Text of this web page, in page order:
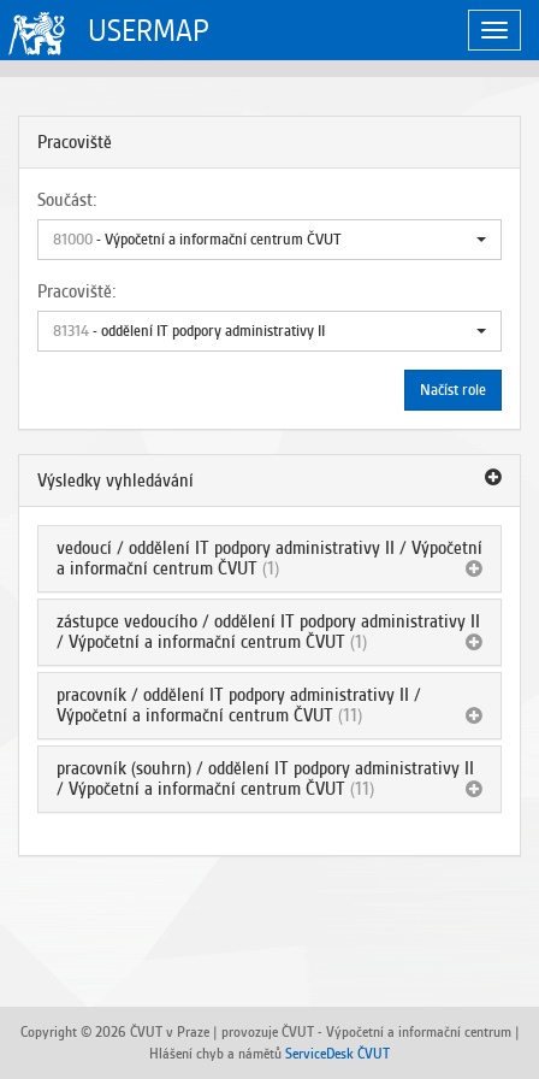
USERMAP
Pracoviště
Součást:
81000- Výpočetní a informační centrum ČVUT
Pracoviště:
81314- oddělení IT podpory administrativy II
Načíst role
Výsledky vyhledávání
vedoucí / oddělení IT podpory administrativy II / Výpočetní
a informační centrum ČVUT (1)
zástupce vedoucího / oddělení IT podpory administrativy II
/ Výpočetní a informační centrum ČVUT (1)
pracovník / oddělení IT podpory administrativy II /
Výpočetní a informační centrum ČVUT (11)
pracovník (souhrn) / oddělení IT podpory administrativy II
/ Výpočetní a informační centrum ČVUT (11)
Copyright © 2026 ČVUT v Praze | provozuje ČVUT - Výpočetní a informační centrum |
Hlášení chyb a námětů ServiceDesk ČVUT